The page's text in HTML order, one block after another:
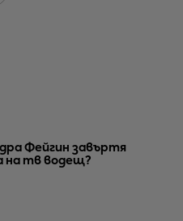
Фейгин завъртя
на тв водещ?